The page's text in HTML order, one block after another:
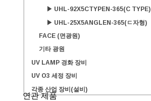
▶ UHL-92X5CTYPEN-365(C TYPE)
▶ UHL-25X5ANGLEN-365(ㄷ자형)
FACE (면광원)
기타 광원
UV LAMP 경화 장비
UV O3 세정 장비
각종 산업 장비(설비)
연관 제품